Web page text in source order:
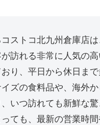
ストコ北九州倉庫店
訪れる非常に人気の
り、平日から休日ま
ズの食料品や、海外
いつ訪れても新鮮な
ても、最新の営業時